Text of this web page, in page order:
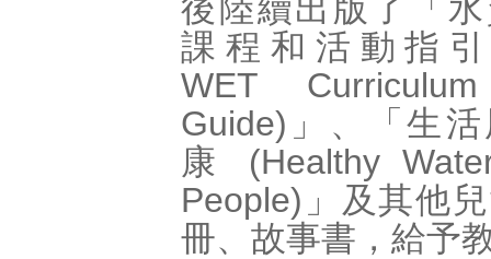
後陸續出版了「
課程和活動指引
WET
Guide)」、「生
康 (Healthy
People)」及其他
冊、故事書，給予